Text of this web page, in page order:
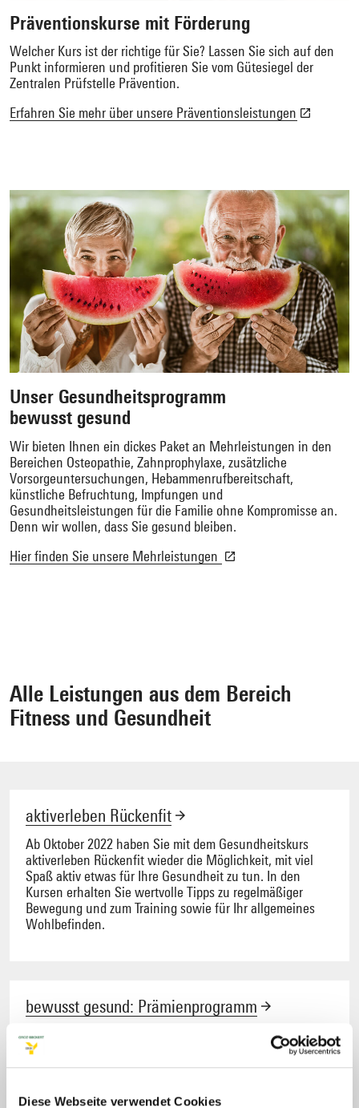
Diese Webseite verwendet Cookies
Präventionskurse mit Förderung
Welcher Kurs ist der richtige für Sie? Lassen Sie sich auf den
Punkt informieren und profitieren Sie vom Gütesiegel der
Zentralen Prüfstelle Prävention.
Erfahren Sie mehr über unsere Präventionsleistungen
Unser Gesundheitsprogramm
bewusst gesund
Wir bieten Ihnen ein dickes Paket an Mehrleistungen in den
Bereichen Osteopathie, Zahnprophylaxe, zusätzliche
Vorsorgeuntersuchungen, Hebammenrufbereitschaft,
künstliche Befruchtung, Impfungen und
Gesundheitsleistungen für die Familie ohne Kompromisse an.
Denn wir wollen, dass Sie gesund bleiben.
Hier finden Sie unsere Mehrleistungen
Alle Leistungen aus dem Bereich
Fitness und Gesundheit
aktiverleben Rückenfit
Ab Oktober 2022 haben Sie mit dem Gesundheitskurs
aktiverleben Rückenfit wieder die Möglichkeit, mit viel
Spaß aktiv etwas für Ihre Gesundheit zu tun. In den
Kursen erhalten Sie wertvolle Tipps zu regelmäßiger
Bewegung und zum Training sowie für Ihr allgemeines
Wohlbefinden.
bewusst gesund: Prämienprogramm
Wir belohnen Ihr gesundheitsbewusstes Verhalten mit
barem Geld. Bis zu 80 Euro Gesundheitsprämie im Jahr
winken für Erwachsene. Für Kinder gibt es bis zu 40 Euro